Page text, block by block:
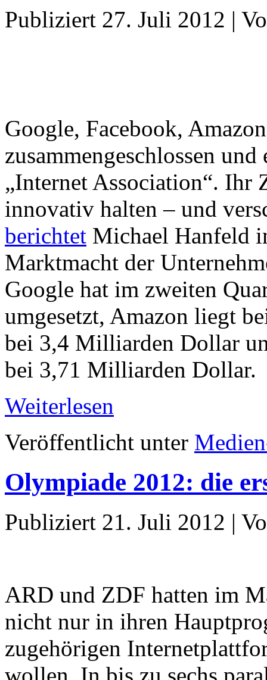
Publiziert 27. Juli 2012 |
Google, Facebook,
zusammengeschlossen
„Internet Association“. Ihr
innovativ halten – und
berichtet Michael Hanfeld
Marktmacht der
Google hat im zweiten
umgesetzt, Amazon liegt
bei 3,4 Milliarden Dollar
bei 3,71 Milliarden Dollar.
Weiterlesen
Veröffentlicht unter
Olympiade 2012: die
Publiziert 21. Juli 2012 |
ARD und ZDF hatten im
nicht nur in ihren
zugehörigen
wollen. In bis zu sechs